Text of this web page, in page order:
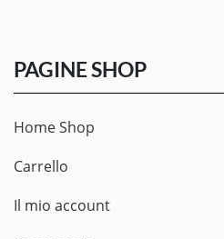
PAGINE SHOP
Home Shop
Carrello
Il mio account